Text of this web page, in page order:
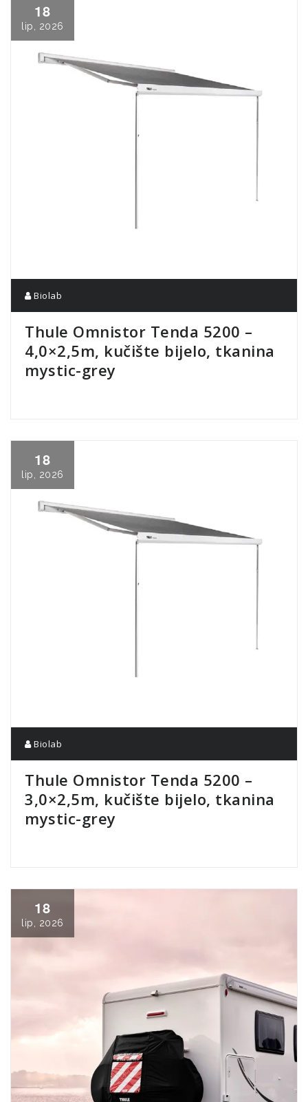
18
lip, 2026
Biolab
Thule Omnistor Tenda 5200 –
4,0×2,5m, kučište bijelo, tkanina
mystic-grey
18
lip, 2026
Biolab
Thule Omnistor Tenda 5200 –
3,0×2,5m, kučište bijelo, tkanina
mystic-grey
18
lip, 2026